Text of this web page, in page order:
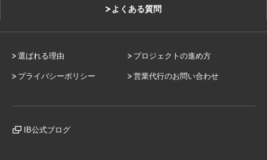
よくある質問
選ばれる理由 プロジェクトの進め方
プライバシーポリシー 営業代行のお問い合わせ
IB公式ブログ